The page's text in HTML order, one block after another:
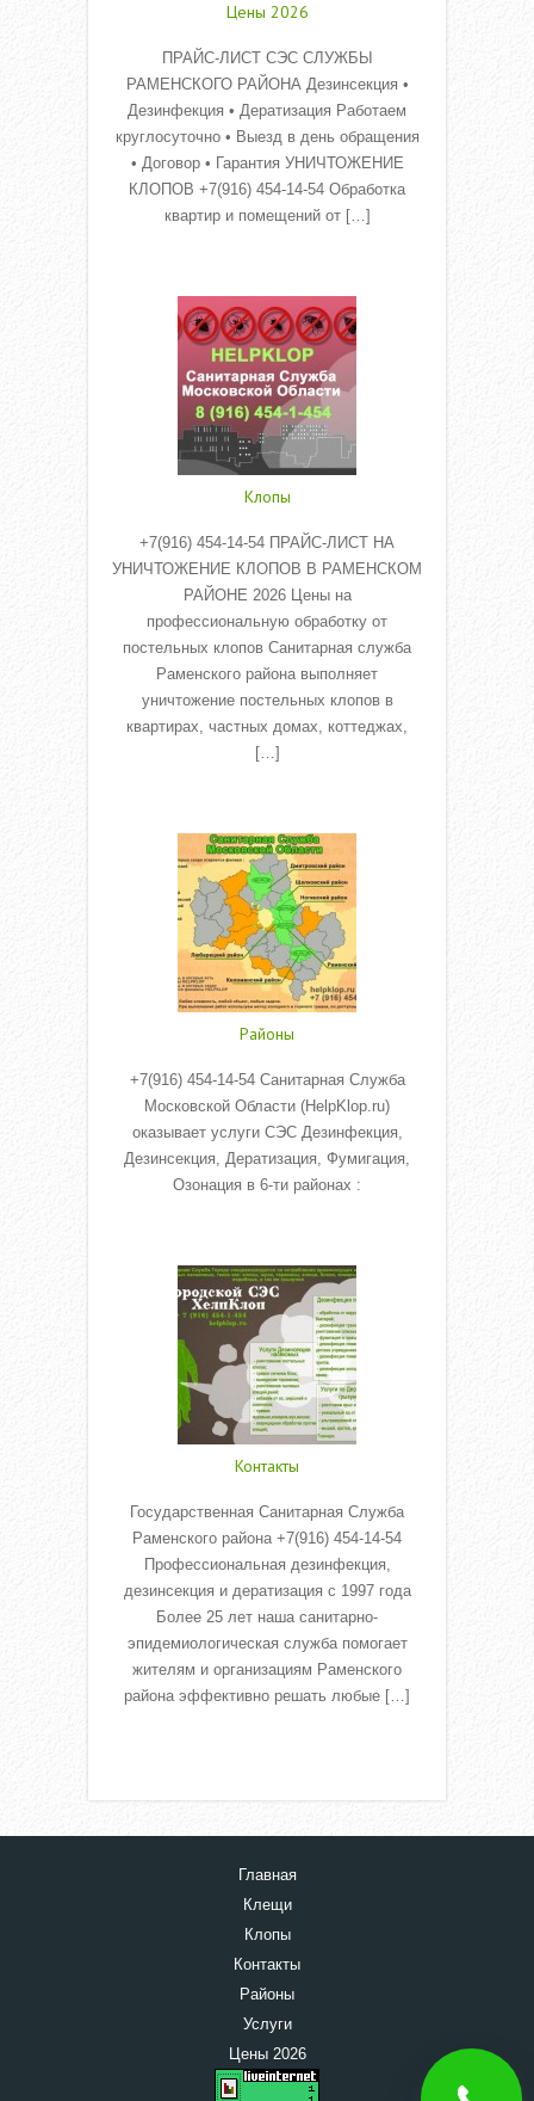
Цены 2026
ПРАЙС-ЛИСТ СЭС СЛУЖБЫ
РАМЕНСКОГО РАЙОНА Дезинсекция •
Дезинфекция • Дератизация Работаем
круглосуточно • Выезд в день обращения
• Договор • Гарантия УНИЧТОЖЕНИЕ
КЛОПОВ +7(916) 454-14-54 Обработка
квартир и помещений от […]
Клопы
+7(916) 454-14-54 ПРАЙС-ЛИСТ НА
УНИЧТОЖЕНИЕ КЛОПОВ В РАМЕНСКОМ
РАЙОНЕ 2026 Цены на
профессиональную обработку от
постельных клопов Санитарная служба
Раменского района выполняет
уничтожение постельных клопов в
квартирах, частных домах, коттеджах,
[…]
Районы
+7(916) 454-14-54 Санитарная Служба
Московской Области (HelpKlop.ru)
оказывает услуги СЭС Дезинфекция,
Дезинсекция, Дератизация, Фумигация,
Озонация в 6-ти районах :
Контакты
Государственная Санитарная Служба
Раменского района +7(916) 454-14-54
Профессиональная дезинфекция,
дезинсекция и дератизация с 1997 года
Более 25 лет наша санитарно-
эпидемиологическая служба помогает
жителям и организациям Раменского
района эффективно решать любые […]
Главная
Клещи
Клопы
Контакты
Районы
Услуги
Цены 2026